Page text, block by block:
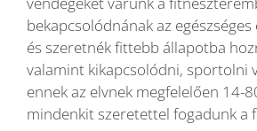
bekapcsolódnának az
és szeretnék fittebb állapotba
valamint kikapcsolódni, sportolni
ennek az elvnek megfelelően 14-
mindenkit szeretettel fogadunk a